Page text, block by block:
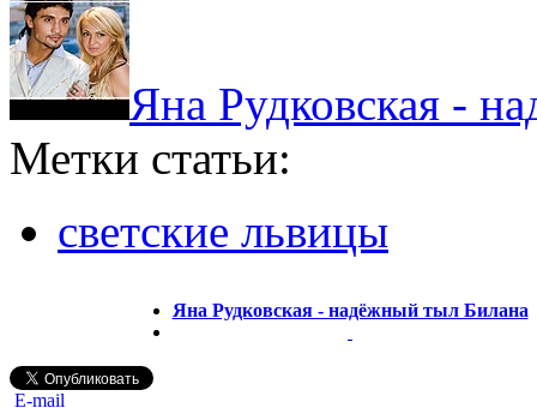
Яна Рудковская -
Метки статьи:
светские львицы
Яна Рудковская - надёжный тыл Билана
E-mail